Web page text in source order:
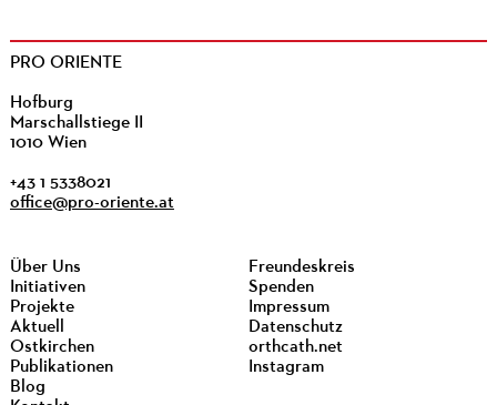
PRO ORIENTE
Hofburg
Marschallstiege II
1010 Wien
+43 1 5338021
office@pro-oriente.at
Über Uns
Initiativen
Projekte
Aktuell
Ostkirchen
Publikationen
Blog
Freundeskreis
Spenden
Impressum
Datenschutz
orthcath.net
Instagram